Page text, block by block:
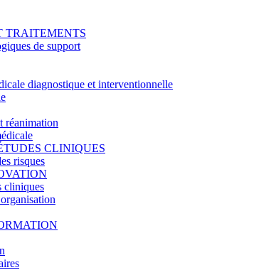
TRAITEMENTS
de support
diagnostique et interventionnelle
réanimation
CLINIQUES
risques
cliniques